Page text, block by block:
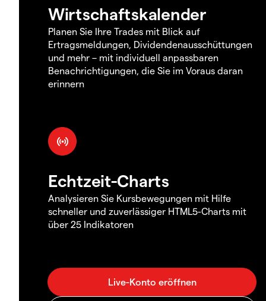
Wirtschaftskalender
Planen Sie Ihre Trades mit Blick auf
Ertragsmeldungen, Dividendenausschüttungen
und mehr – mit individuell anpassbaren
Benachrichtigungen, die Sie im Voraus daran
erinnern
Echtzeit-Charts
Analysieren Sie Kursbewegungen mit Hilfe
schneller und zuverlässiger HTML5-Charts mit
über 25 Indikatoren